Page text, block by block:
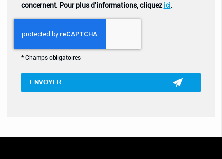
concernent. Pour plus d’informations, cliquez ici.
*Champs obligatoires